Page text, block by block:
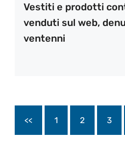
Vestiti e prodotti
venduti sul web,
ventenni
<< 1 2 3